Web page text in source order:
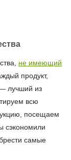
не имеющий
продукт,
лучший из
всю
посещаем
сэкономили
самые